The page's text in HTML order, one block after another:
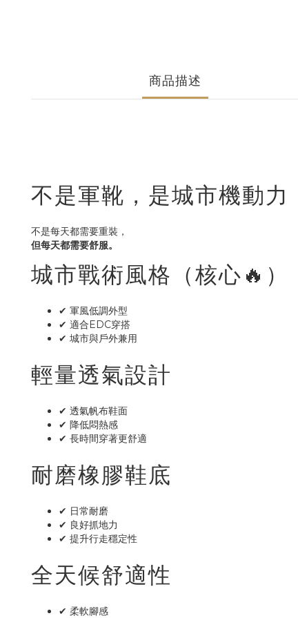
商品描述
不是軍靴，是城市機動力
不是每天都需要重裝，
但每天都需要舒服。
城市戰術風格（核心🔥）
✔ 軍風低調外型
✔ 適合EDC穿搭
✔ 城市與戶外兼用
輕量透氣設計
✔ 透氣帆布鞋面
✔ 降低悶熱感
✔ 長時間穿著更舒適
耐磨橡膠鞋底
✔ 日常耐磨
✔ 良好抓地力
✔ 提升行走穩定性
全天候舒適性
✔ 柔軟腳感